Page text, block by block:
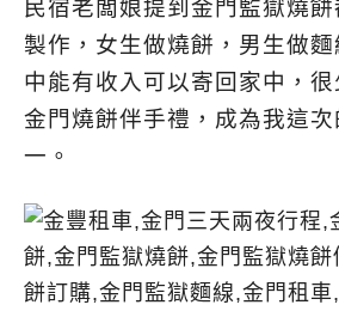
民宿老闆娘提到金門監獄燒
製作，女生做燒餅，男生做
中能有收入可以寄回家中，
金門燒餅伴手禮，成為我這次
一。